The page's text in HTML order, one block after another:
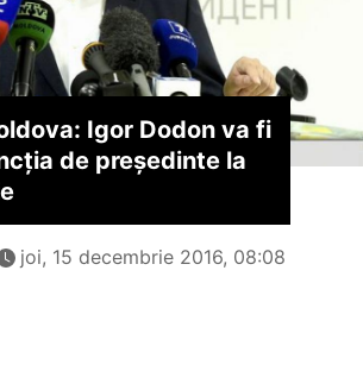
Igor Dodon va fi
de președinte la
joi, 15 decembrie 2016, 08:08